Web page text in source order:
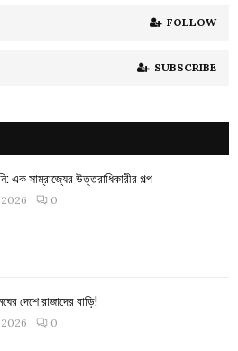
FOLLOW
SUBSCRIBE
এক সাম্রাজ্যের উত্তরাধিকারীর গল্প
0
দেশে রাজাদের বাড়ি!
0